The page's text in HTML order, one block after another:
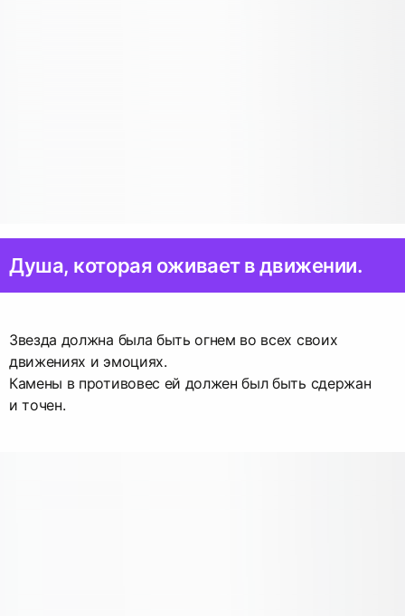
Душа, которая оживает в движении.
Звезда должна была быть огнем во всех своих
движениях и эмоциях.
Камены в противовес ей должен был быть сдержан
и точен.